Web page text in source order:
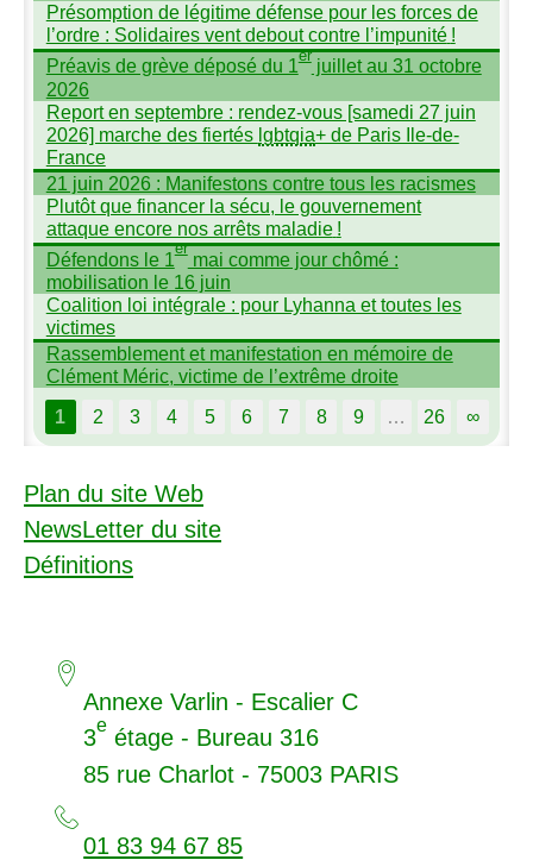
Présomption de légitime défense pour les forces de
l’ordre : Solidaires vent debout contre l’impunité !
Préavis de grève déposé du 1erjuillet au 31 octobre
2026
Report en septembre : rendez-vous [samedi 27 juin
2026] marche des fiertés lgbtqia+ de Paris Ile-de-
France
21 juin 2026 : Manifestons contre tous les racismes
Plutôt que financer la sécu, le gouvernement
attaque encore nos arrêts maladie !
Défendons le 1ermai comme jour chômé :
mobilisation le 16 juin
Coalition loi intégrale : pour Lyhanna et toutes les
victimes
Rassemblement et manifestation en mémoire de
Clément Méric, victime de l’extrême droite
1
2 3 4 5 6 7 8 9 … 26 ∞
Plan du site Web
NewsLetter du site
Définitions
Annexe Varlin - Escalier C
3
e
étage - Bureau 316
85 rue Charlot - 75003 PARIS
01 83 94 67 85